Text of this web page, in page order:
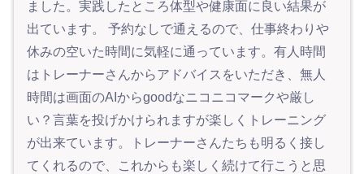
ました。実践したところ体型や健康面に良い結果が
出ています。 予約なしで通えるので、仕事終わりや
休みの空いた時間に気軽に通っています。有人時間
はトレーナーさんからアドバイスをいただき、無人
時間は画面のAIからgoodなニコニコマークや厳し
い？言葉を投げかけられますが楽しくトレーニング
が出来ています。トレーナーさんたちも明るく接し
てくれるので、これからも楽しく続けて行こうと思